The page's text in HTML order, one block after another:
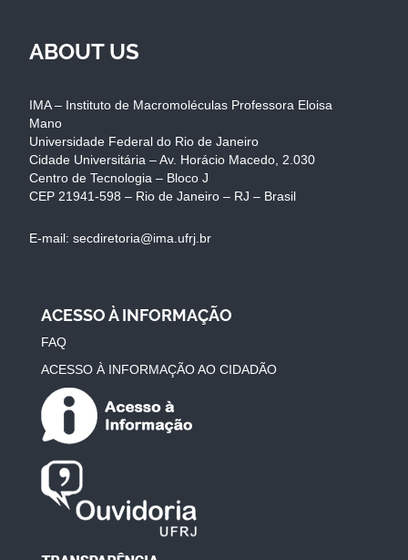
ABOUT US
IMA – Instituto de Macromoléculas Professora Eloisa
Mano
Universidade Federal do Rio de Janeiro
Cidade Universitária – Av. Horácio Macedo, 2.030
Centro de Tecnologia – Bloco J
CEP 21941-598 – Rio de Janeiro – RJ – Brasil
E-mail: secdiretoria@ima.ufrj.br
ACESSO À INFORMAÇÃO
FAQ
ACESSO À INFORMAÇÃO AO CIDADÃO